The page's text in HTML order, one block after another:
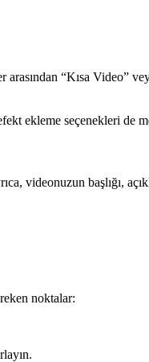
“Kısa Video”
ekleme seçenekleri de
videonuzun başlığı,
noktalar: